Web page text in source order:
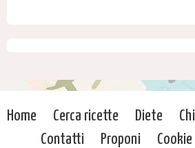
Home Cerca ricette Diete
Contatti
Proponi